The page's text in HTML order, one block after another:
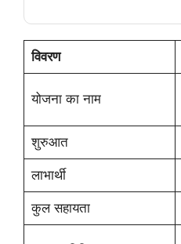
विवरण
योजना का नाम
शुरुआत
लाभार्थी
कुल सहायता